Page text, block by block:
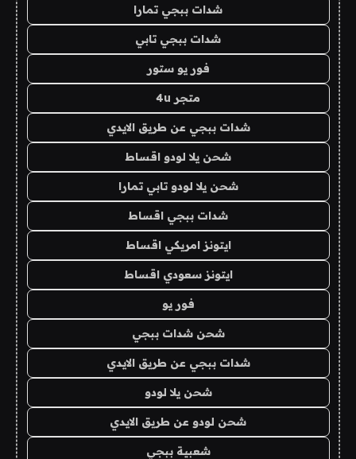
شدات ببجي تمارا
شدات ببجي تابي
فور يو ستور
متجر 4u
شدات ببجي عن طريق الايدي
شحن يلا لودو اقساط
شحن يلا لودو تابي تمارا
شدات ببجي اقساط
ايتونز امريكي اقساط
ايتونز سعودي اقساط
فور يو
شحن شدات ببجي
شدات ببجي عن طريق الايدي
شحن يلا لودو
شحن لودو عن طريق الايدي
شعبية ببجي